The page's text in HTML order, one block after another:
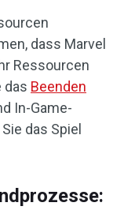
dass Marvel
Ressourcen
das Beenden
In-Game-
das Spiel